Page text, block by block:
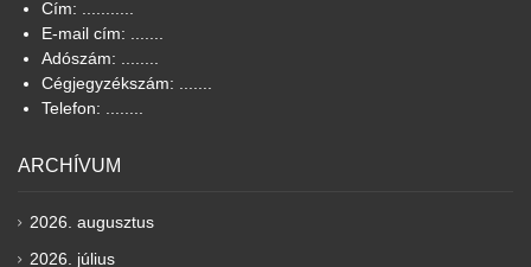
Cím: ...........
E-mail cím: .......
Adószám: ........
Cégjegyzékszám: .......
Telefon: ........
ARCHÍVUM
2026. augusztus
2026. július